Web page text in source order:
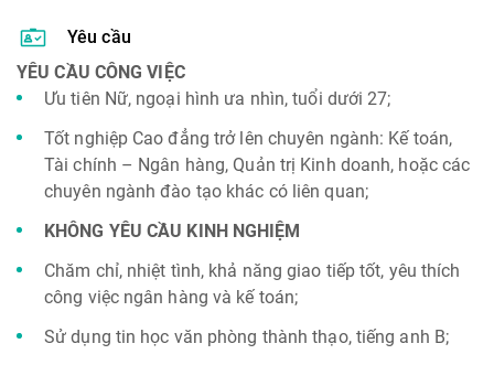
Yêu cầu
YÊU CẦU CÔNG VIỆC
Ưu tiên Nữ, ngoại hình ưa nhìn, tuổi dưới 27;
Tốt nghiệp Cao đẳng trở lên chuyên ngành: Kế toán,
Tài chính – Ngân hàng, Quản trị Kinh doanh, hoặc các
chuyên ngành đào tạo khác có liên quan;
KHÔNG YÊU CẦU KINH NGHIỆM
Chăm chỉ, nhiệt tình, khả năng giao tiếp tốt, yêu thích
công việc ngân hàng và kế toán;
Sử dụng tin học văn phòng thành thạo, tiếng anh B;